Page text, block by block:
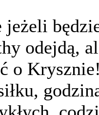
jeżeli
odejdą,
o